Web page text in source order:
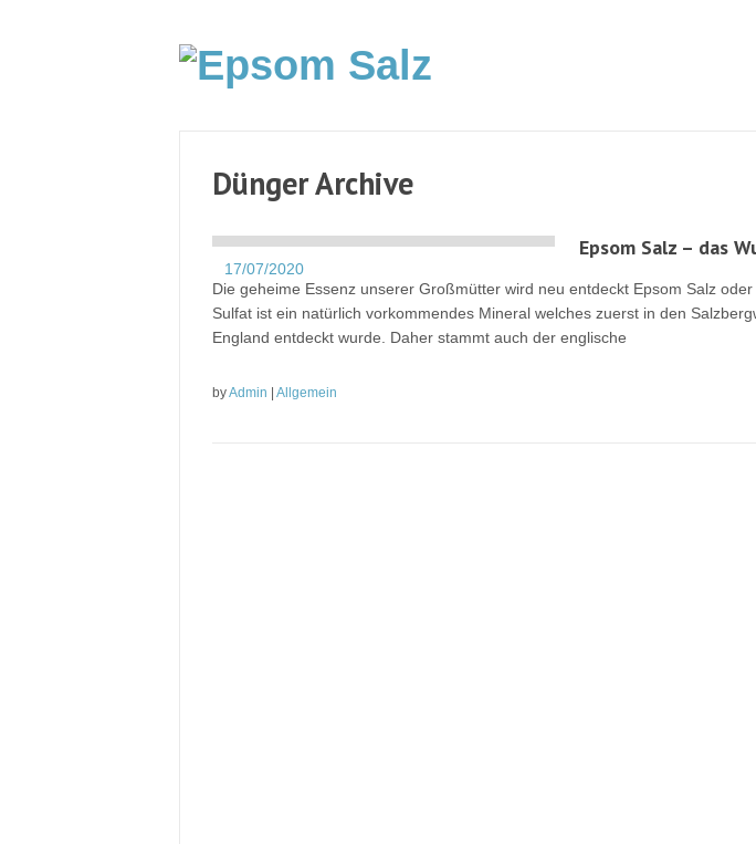
Dünger Archive
17/07/2020
Epsom Salz – das
Die geheime Essenz unserer Großmütter wird neu entdeckt Epsom Salz
Sulfat ist ein natürlich vorkommendes Mineral welches zuerst in den
England entdeckt wurde. Daher stammt auch der englische
byAdmin Allgemein